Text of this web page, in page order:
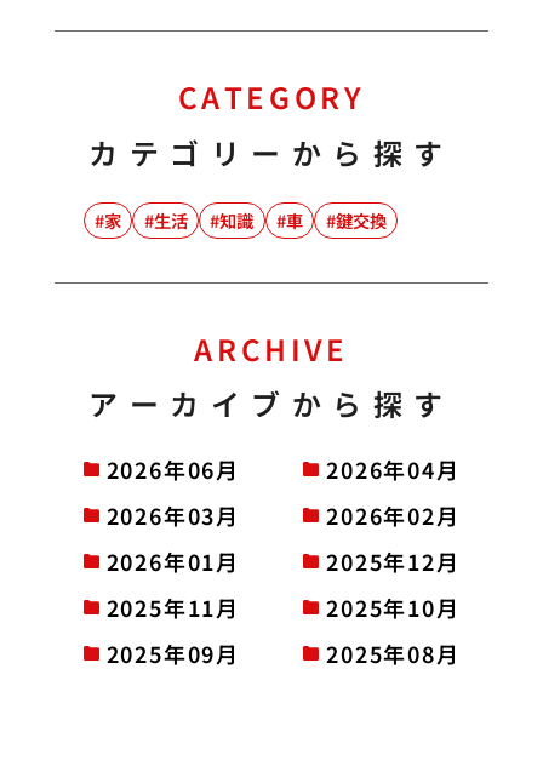
CATEGORY
カテゴリーから探す
家 生活 知識 車 鍵交換
ARCHIVE
アーカイブから探す
2026年06月
2026年04月
2026年03月
2026年02月
2026年01月
2025年12月
2025年11月
2025年10月
2025年09月
2025年08月